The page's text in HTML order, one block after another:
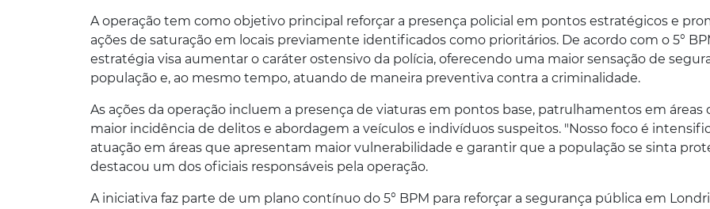
A operação tem como objetivo principal reforçar a presença policial em pontos estratégicos e
ações de saturação em locais previamente identificados como prioritários. De acordo com o 5°
estratégia visa aumentar o caráter ostensivo da polícia, oferecendo uma maior sensação de
população e, ao mesmo tempo, atuando de maneira preventiva contra a criminalidade.
As ações da operação incluem a presença de viaturas em pontos base, patrulhamentos em áreas
maior incidência de delitos e abordagem a veículos e indivíduos suspeitos. "Nosso foco é
atuação em áreas que apresentam maior vulnerabilidade e garantir que a população se sinta
destacou um dos oficiais responsáveis pela operação.
A iniciativa faz parte de um plano contínuo do 5° BPM para reforçar a segurança pública em